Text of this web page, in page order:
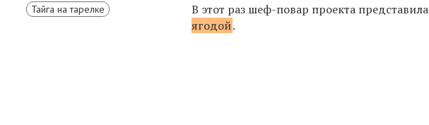
Тайга на тарелке
В этот раз шеф-повар проекта представила
ягодой.